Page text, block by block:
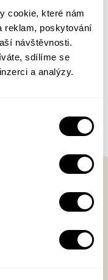
cookie, které nám
reklam, poskytování
návštěvnosti.
sdílíme se
a analýzy.